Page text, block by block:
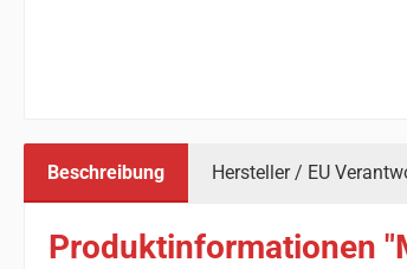
Beschreibung Hersteller / EU
Produktinformationen